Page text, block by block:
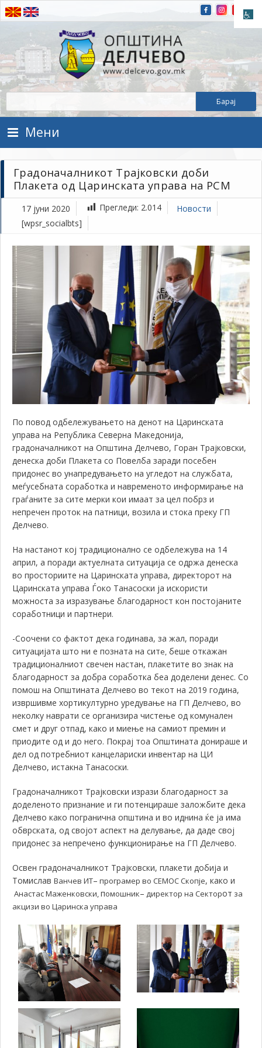
Прескокнете на содржината
Општина Делчево
Општина Делчево
Мени
Градоначалникот Трајковски доби
Плакета од Царинската управа на РСМ
17 јуни 2020 Прегледи: 2.014
Новости
[wpsr_socialbts]
По повод одбележувањето на денот на Царинската
управа на Република Северна Македонија,
градоначалникот на Општина Делчево, Горан Трајковски,
денеска доби Плакета со Повелба заради посебен
придонес во унапредувањето на угледот на службата,
меѓусебната соработка и навременото информирање на
граѓаните за сите мерки кои имаат за цел побрз и
непречен проток на патници, возила и стока преку ГП
Делчево.
На настанот кој традиционално се одбележува на 14
април, а поради актуелната ситуација се одржа денеска
во просториите на Царинската управа, директорот на
Царинската управа Ѓоко Танасоски ја искористи
можноста за изразување благодарност кон постојаните
соработници и партнери.
-Соочени со фактот дека годинава, за жал, поради
ситуацијата што ни е позната на ситe, беше откажан
традиционалниот свечен настан, плакетите во знак на
благодарност за добра соработка беа доделени денес. Со
помош на Општината Делчево во текот на 2019 година,
извршивме хортикултурно уредување на ГП Делчево, во
неколку наврати се организира чистење од комунален
смет и друг отпад, како и миење на самиот премин и
приодите од и до него. Покрај тоа Општината донираше и
дел од потребниот канцелариски инвентар на ЦИ
Делчево, истакна Танасоски.
Градоначалникот Трајковски изрази благодарност за
доделеното признание и ги потенцираше заложбите дека
Делчево како погранична општина и во иднина ќе ја има
обврската, од својот аспект на делување, да даде свој
придонес за непречено функционирање на ГП Делчево.
Освен градоначалникот Трајковски, плакети добија и
Томислав Ванчев ИТ– програмер во СЕМОС Скопје, како и
Анастас Маженковски,помошник– директор на Секторот за
акцизи во Царинска управа